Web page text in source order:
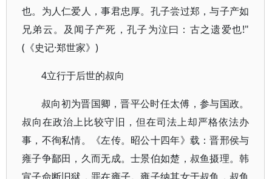
也。为人仁爱人，事君忠厚。孔子尝过郑，与子产如
兄弟云。及闻子产死，孔子为泣曰：古之遗爱也!"
(《史记·郑世家》)
4立行于后世的叔向
叔向初为晋国卿，晋平公时任太傅，参与国政。
叔向在政治上比较守旧，但在司法上却严格依法办
事，不徇私情。《左传。昭公十四年》载：晋邢侯与
雍子争鄐田，久而无成。士景伯如楚，叔鱼摄理。韩